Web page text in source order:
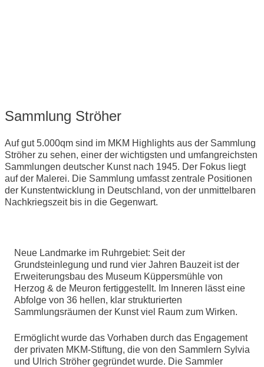
Sammlung Ströher
Auf gut 5.000qm sind im MKM Highlights aus der Sammlung
Ströher zu sehen, einer der wichtigsten und umfangreichsten
Sammlungen deutscher Kunst nach 1945. Der Fokus liegt
auf der Malerei. Die Sammlung umfasst zentrale Positionen
der Kunstentwicklung in Deutschland, von der unmittelbaren
Nachkriegszeit bis in die Gegenwart.
Neue Landmarke im Ruhrgebiet: Seit der
Grundsteinlegung und rund vier Jahren Bauzeit ist der
Erweiterungsbau des Museum Küppersmühle von
Herzog & de Meuron fertiggestellt. Im Inneren lässt eine
Abfolge von 36 hellen, klar strukturierten
Sammlungsräumen der Kunst viel Raum zum Wirken.
Ermöglicht wurde das Vorhaben durch das Engagement
der privaten MKM-Stiftung, die von den Sammlern Sylvia
und Ulrich Ströher gegründet wurde. Die Sammler